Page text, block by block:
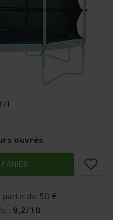
/1
ouvrés
partir de 50 €
: 9,2/10